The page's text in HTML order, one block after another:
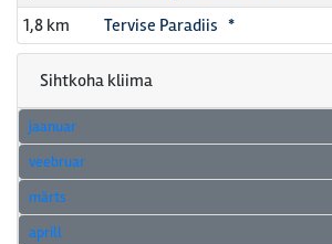
1,8 km
Tervise Paradiis *
Sihtkoha kliima
jaanuar
veebruar
märts
aprill